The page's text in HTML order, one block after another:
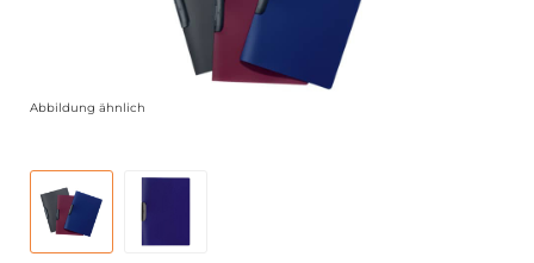
Abbildung ähnlich